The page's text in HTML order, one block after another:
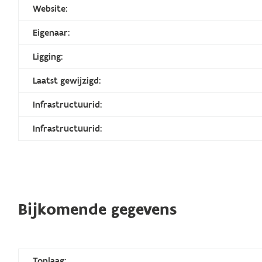
Website:
Eigenaar:
Ligging:
Laatst gewijzigd:
Infrastructuurid:
Infrastructuurid:
Bijkomende gegevens